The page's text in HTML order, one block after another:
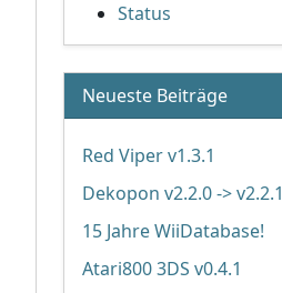
Status
Neueste Beiträge
Red Viper v1.3.1
Dekopon v2.2.0 -> v2.2.1
15 Jahre WiiDatabase!
Atari800 3DS v0.4.1